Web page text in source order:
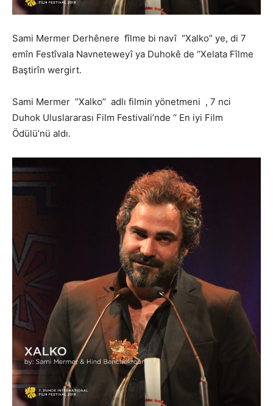
Sami Mermer Derhênere fîlme bi navî “Xalko” ye, di 7
emîn Festîvala Navneteweyî ya Duhokê de “Xelata Fîlme
Baştirîn wergirt.
Sami Mermer ’’Xalko’’ adlı filmin yönetmeni , 7 nci
Duhok Uluslararası Film Festivali’nde ‘’ En iyi Film
Ödülü’nü aldı.